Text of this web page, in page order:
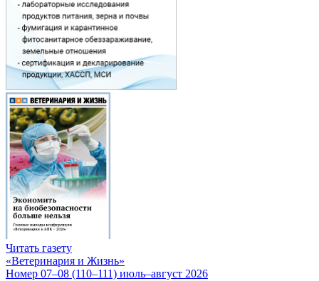
Читать газету
«Ветеринария и Жизнь»
Номер 07–08 (110–111) июль–август 2026